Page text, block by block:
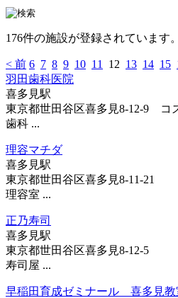
176件の施設が登録されています。
< 前 6 7 8 9 10 11 12 13 14 15
羽田歯科医院
喜多見駅
東京都世田谷区喜多見8-12-9 コ
歯科 ...
理容マチダ
喜多見駅
東京都世田谷区喜多見8-11-21
理容室 ...
正乃寿司
喜多見駅
東京都世田谷区喜多見8-12-5
寿司屋 ...
早稲田育成ゼミナール 喜多見教